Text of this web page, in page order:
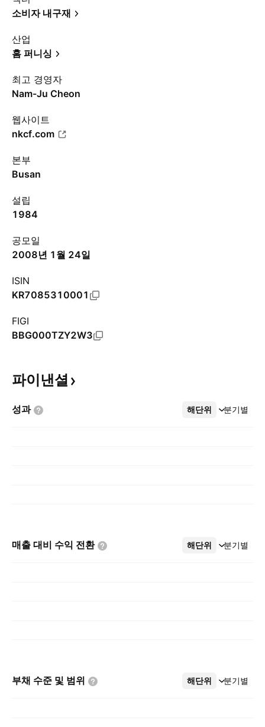
소비자 내구재
산업
홈 퍼니싱
최고 경영자
Nam-Ju Cheon
웹사이트
nkcf.com
본부
Busan
설립
1984
공모일
2008년 1월 24일
ISIN
KR7085310001
FIGI
BBG000TZY2W3
파이낸셜
성과 해단위 분기별
더보기
매출 대비 수익 전환 해단위 분기별
더보기
부채 수준 및 범위 해단위 분기별
더보기